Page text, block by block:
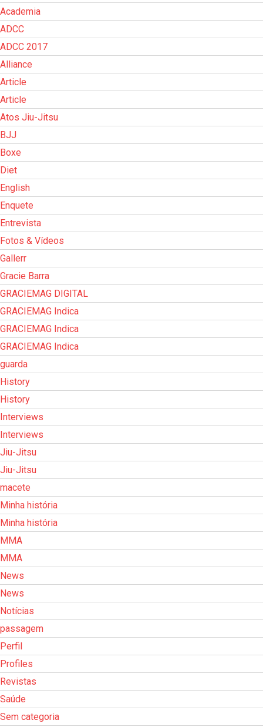
Academia
ADCC
ADCC 2017
Alliance
Article
Article
Atos Jiu-Jitsu
BJJ
Boxe
Diet
English
Enquete
Entrevista
Fotos & Vídeos
Gallerr
Gracie Barra
GRACIEMAG DIGITAL
GRACIEMAG Indica
GRACIEMAG Indica
GRACIEMAG Indica
guarda
History
History
Interviews
Interviews
Jiu-Jitsu
Jiu-Jitsu
macete
Minha história
Minha história
MMA
MMA
News
News
Notícias
passagem
Perfil
Profiles
Revistas
Saúde
Sem categoria